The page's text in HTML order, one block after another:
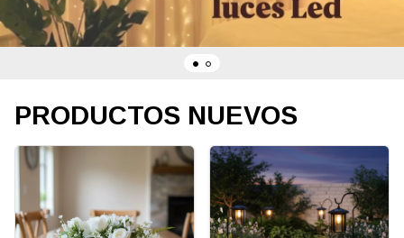
PRODUCTOS NUEVOS